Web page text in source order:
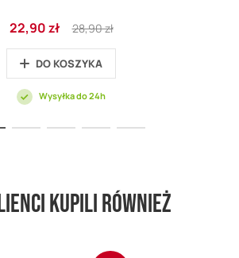
Cena
promocyjna
22,90 zł
Regular
Price
28,90 zł
DO KOSZYKA
Wysyłka do 24h
kupili również